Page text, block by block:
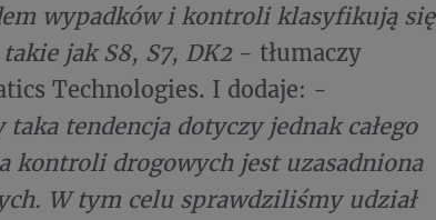
wypadków i kontroli klasyfikują się
jak S8, S7, DK2 - tłumaczy
Technologies. I dodaje: -
tendencja dotyczy jednak całego
kontroli drogowych jest uzasadniona
W tym celu sprawdziliśmy udział